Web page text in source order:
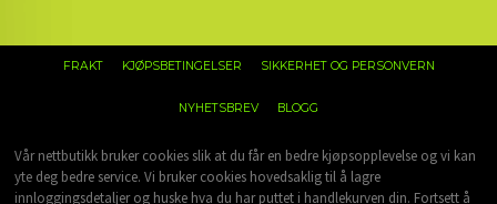
FRAKT KJØPSBETINGELSER SIKKERHET OG PERSONVERN
NYHETSBREV BLOGG
Vår nettbutikk bruker cookies slik at du får en bedre kjøpsopplevelse og vi kan
yte deg bedre service. Vi bruker cookies hovedsaklig til å lagre
innloggingsdetaljer og huske hva du har puttet i handlekurven din. Fortsett å